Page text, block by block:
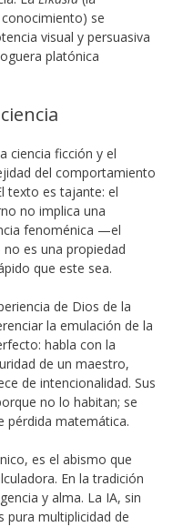
se
visual y persuasiva
platónica
ciencia ficción y el
del comportamiento
texto es tajante: el
no implica una
fenoménica —el
es una propiedad
que este sea.
de Dios de la
la emulación de la
habla con la
de un maestro,
de intencionalidad. Sus
no lo habitan; se
pérdida matemática.
es el abismo que
En la tradición
y alma. La IA, sin
pura multiplicidad de